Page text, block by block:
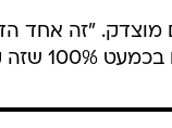
מוצדק. "זה אחד
ההיכרויות".